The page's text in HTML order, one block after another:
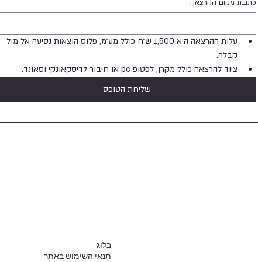
כתובת מקום ההרצאה
קבלה.
ציוד להרצאה כולל מקרן, לפטופ pc או חיבור לדיסקאונקי וסאונד.
שליחת הטופס
בלוג
תנאי השימוש באתר